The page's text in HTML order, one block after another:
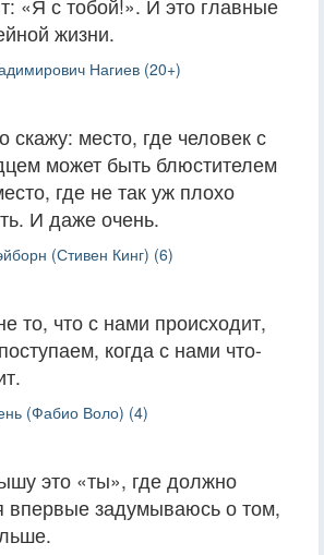
«Я с тобой!». И это главные
жизни.
Нагиев (20+)
скажу: место, где человек с
может быть блюстителем
где не так уж плохо
И даже очень.
(Стивен Кинг) (6)
то, что с нами происходит,
когда с нами что-
(Фабио Воло) (4)
это «ты», где должно
впервые задумываюсь о том,